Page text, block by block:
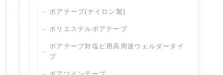
ボアテープ(ナイロン製)
ポリエステルボアテープ
ボアテープ対塩ビ用高周波ウェルダータイ
プ